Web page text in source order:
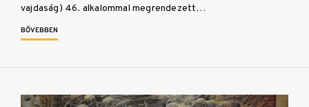
vajdaság) 46. alkalommal megrendezett…
BŐVEBBEN